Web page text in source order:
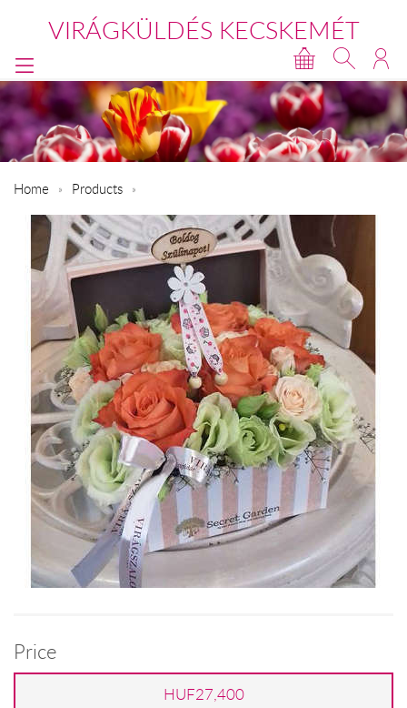
VIRÁGKÜLDÉS KECSKEMÉT
Home Products
Price
HUF27,400